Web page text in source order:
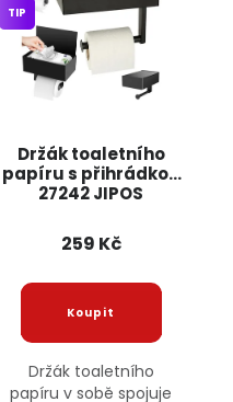
Držák toaletního
papíru s přihrádkou
27242 JIPOS
TIP
259 Kč
Držák toaletního
papíru v sobě spojuje